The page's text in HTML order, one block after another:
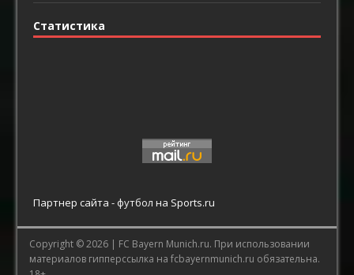
Статистика
Партнер сайта -футбол на Sports.ru
Copyright © 2026 | FC Bayern Munich.ru. При использовании
материалов гипперссылка на fcbayernmunich.ru обязательна.